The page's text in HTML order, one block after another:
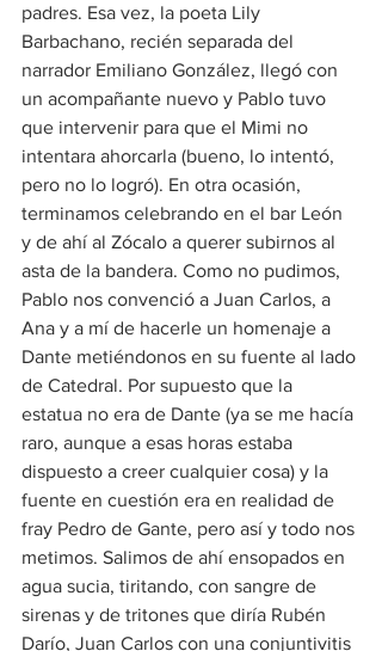
padres. Esa vez, la poeta Lily
Barbachano, recién separada del
narrador Emiliano González, llegó con
un acompañante nuevo y Pablo tuvo
que intervenir para que el Mimi no
intentara ahorcarla (bueno, lo intentó,
pero no lo logró). En otra ocasión,
terminamos celebrando en el bar León
y de ahí al Zócalo a querer subirnos al
asta de la bandera. Como no pudimos,
Pablo nos convenció a Juan Carlos, a
Ana y a mí de hacerle un homenaje a
Dante metiéndonos en su fuente al lado
de Catedral. Por supuesto que la
estatua no era de Dante (ya se me hacía
raro, aunque a esas horas estaba
dispuesto a creer cualquier cosa) y la
fuente en cuestión era en realidad de
fray Pedro de Gante, pero así y todo nos
metimos. Salimos de ahí ensopados en
agua sucia, tiritando, con sangre de
sirenas y de tritones que diría Rubén
Darío, Juan Carlos con una conjuntivitis